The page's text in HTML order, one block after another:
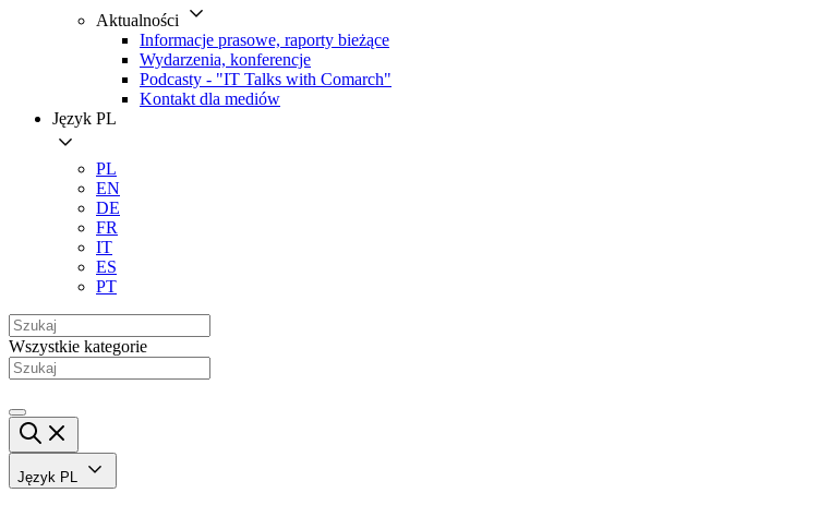
Aktualności
Informacje prasowe, raporty bieżące
Wydarzenia, konferencje
Podcasty - "IT Talks with Comarch"
Kontakt dla mediów
Język PL
PL
EN
DE
FR
IT
ES
PT
Wszystkie kategorie
Język PL